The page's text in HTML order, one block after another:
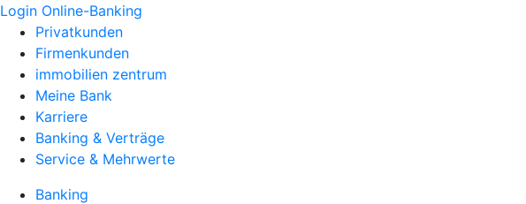
Login Online-Banking
Privatkunden
Firmenkunden
immobilien zentrum
Meine Bank
Karriere
Banking & Verträge
Service & Mehrwerte
Banking